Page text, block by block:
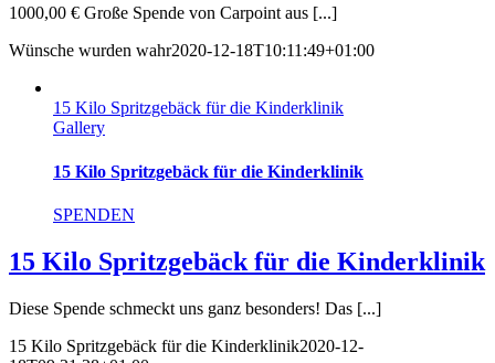
1000,00 € Große Spende von Carpoint aus [...]
Wünsche wurden wahr2020-12-18T10:11:49+01:00
15 Kilo Spritzgebäck für die Kinderklinik
Gallery
15 Kilo Spritzgebäck für die Kinderklinik
SPENDEN
15 Kilo Spritzgebäck für die Kinderklinik
Diese Spende schmeckt uns ganz besonders! Das [...]
15 Kilo Spritzgebäck für die Kinderklinik2020-12-